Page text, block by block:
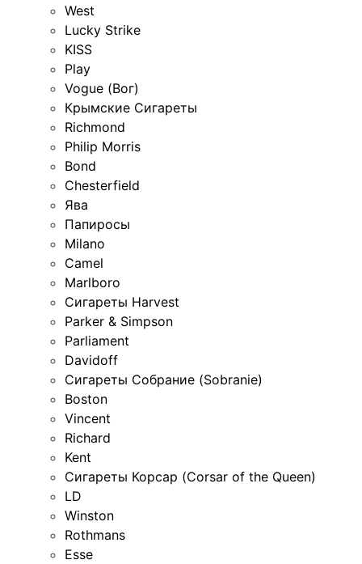
West
Lucky Strike
KISS
Play
Vogue (Вог)
Крымские Сигареты
Richmond
Philip Morris
Bond
Chesterfield
Ява
Папиросы
Milano
Camel
Marlboro
Сигареты Harvest
Parker & Simpson
Parliament
Davidoff
Сигареты Собрание (Sobranie)
Boston
Vincent
Richard
Kent
Сигареты Корсар (Corsar of the Queen)
LD
Winston
Rothmans
Esse